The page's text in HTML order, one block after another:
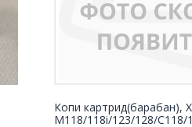
Копи картрид(барабан),
M118/118i/123/128/C118/